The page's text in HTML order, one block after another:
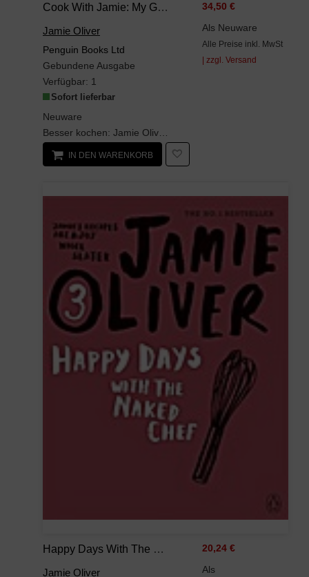
Cook With Jamie: My Guide To Making You A Better Cook
Jamie Oliver
Penguin Books Ltd
Gebundene Ausgabe
Verfügbar: 1
Sofort lieferbar
Neuware
34,50 €
Als Neuware
Alle Preise inkl. MwSt
| zzgl. Versand
IN DEN WARENKORB
Happy Days With The Naked Chef
Jamie Oliver
20,24 €
Als